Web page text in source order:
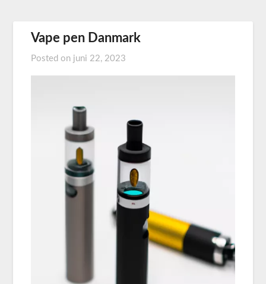
Vape pen Danmark
Posted on juni 22, 2023